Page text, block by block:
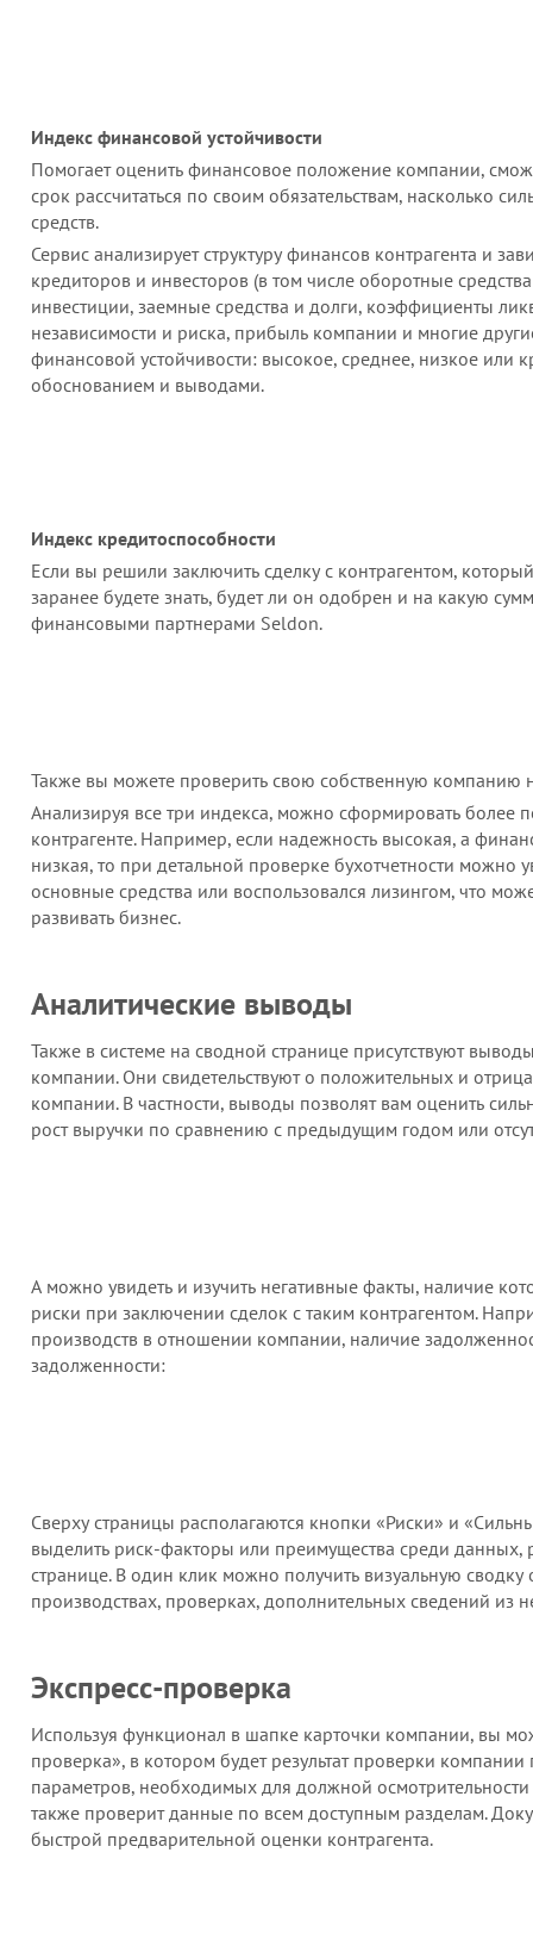
Индекс финансовой устойчивости
Помогает оценить финансовое положение компании,
срок рассчитаться по своим обязательствам, насколько
средств.
Сервис анализирует структуру финансов контрагента и
кредиторов и инвесторов (в том числе оборотные
инвестиции, заемные средства и долги, коэффициенты
независимости и риска, прибыль компании и многие
финансовой устойчивости: высокое, среднее, низкое или
обоснованием и выводами.
Индекс кредитоспособности
Если вы решили заключить сделку с контрагентом,
заранее будете знать, будет ли он одобрен и на какую
финансовыми партнерами Seldon.
Также вы можете проверить свою собственную компанию
Анализируя все три индекса, можно сформировать более
контрагенте. Например, если надежность высокая, а
низкая, то при детальной проверке бухотчетности можно
основные средства или воспользовался лизингом, что
развивать бизнес.
Аналитические выводы
Также в системе на сводной странице присутствуют
компании. Они свидетельствуют о положительных и
компании. В частности, выводы позволят вам оценить
рост выручки по сравнению с предыдущим годом или
А можно увидеть и изучить негативные факты, наличие
риски при заключении сделок с таким контрагентом.
производств в отношении компании, наличие
задолженности:
Сверху страницы располагаются кнопки «Риски» и
выделить риск-факторы или преимущества среди
странице. В один клик можно получить визуальную
производствах, проверках, дополнительных сведений из
Экспресс-проверка
Используя функционал в шапке карточки компании, вы
проверка», в котором будет результат проверки
параметров, необходимых для должной
также проверит данные по всем доступным разделам.
быстрой предварительной оценки контрагента.